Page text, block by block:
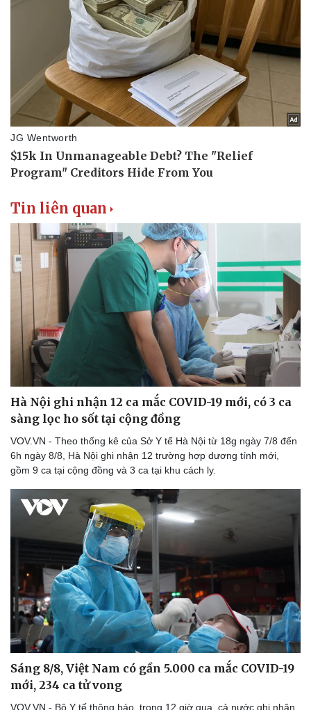
Vũ khí
Việt Nam
Phân tích
Tin liên quan
Hà Nội ghi nhận 12 ca mắc COVID-19 mới, có 3 ca
sàng lọc ho sốt tại cộng đồng
VOV.VN - Theo thống kê của Sở Y tế Hà Nội từ 18g ngày 7/8 đến
6h ngày 8/8, Hà Nội ghi nhận 12 trường hợp dương tính mới,
gồm 9 ca tại cộng đồng và 3 ca tại khu cách ly.
Sáng 8/8, Việt Nam có gần 5.000 ca mắc COVID-19
mới, 234 ca tử vong
VOV.VN - Bộ Y tế thông báo, trong 12 giờ qua, cả nước ghi nhận